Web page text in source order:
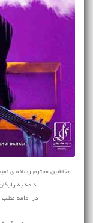
مخاطبین محترم رسانه ی
ادامه به رایگان و با
در ادامه